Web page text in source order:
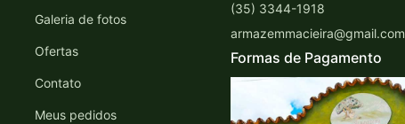
Galeria de fotos
Ofertas
Contato
Meus pedidos
(35) 3344-1918
armazemmacieira@gmail.com
Formas de Pagamento